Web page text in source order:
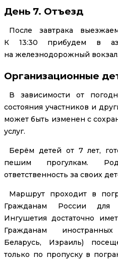
День 7. Отъезд
После завтрака
К 13:30 прибудем в
на железнодорожный вокзал.
Организационные
В зависимости от
состояния участников и
может быть изменен с
услуг.
Берём детей от 7 лет,
пешим прогулкам.
ответственность за своих
Маршрут проходит в
Гражданам России для
Ингушетия достаточно
Гражданам
Беларусь, Израиль)
только по пропуску в